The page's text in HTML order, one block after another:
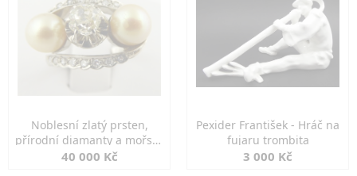
Noblesní zlatý prsten,
přírodní diamanty a mořské
perly
40 000 Kč
Pexider František - Hráč na
fujaru trombita
3 000 Kč